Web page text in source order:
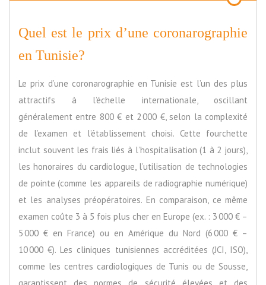
Quel est le prix d’une coronarographie
en Tunisie?
Le prix d’une coronarographie en Tunisie est l’un des plus
attractifs à l’échelle internationale, oscillant
généralement entre 800 € et 2 000 €, selon la complexité
de l’examen et l’établissement choisi. Cette fourchette
inclut souvent les frais liés à l’hospitalisation (1 à 2 jours),
les honoraires du cardiologue, l’utilisation de technologies
de pointe (comme les appareils de radiographie numérique)
et les analyses préopératoires. En comparaison, ce même
examen coûte 3 à 5 fois plus cher en Europe (ex. : 3 000 € –
5 000 € en France) ou en Amérique du Nord (6 000 € –
10 000 €). Les cliniques tunisiennes accréditées (JCI, ISO),
comme les centres cardiologiques de Tunis ou de Sousse,